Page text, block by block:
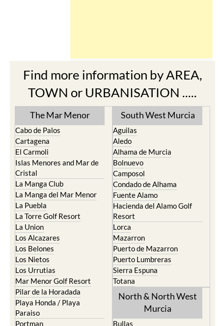
Find more information by AREA,
TOWN or URBANISATION .....
The Mar Menor
Cabo de Palos
Cartagena
El Carmoli
Islas Menores and Mar de
Cristal
La Manga Club
La Manga del Mar Menor
La Puebla
La Torre Golf Resort
La Union
Los Alcazares
Los Belones
Los Nietos
Los Urrutias
Mar Menor Golf Resort
Pilar de la Horadada
Playa Honda / Playa
South West Murcia
Aguilas
Aledo
Alhama de Murcia
Bolnuevo
Camposol
Condado de Alhama
Fuente Alamo
Hacienda del Alamo Golf
Resort
Lorca
Mazarron
Puerto de Mazarron
Puerto Lumbreras
Sierra Espuna
Totana
North & North West